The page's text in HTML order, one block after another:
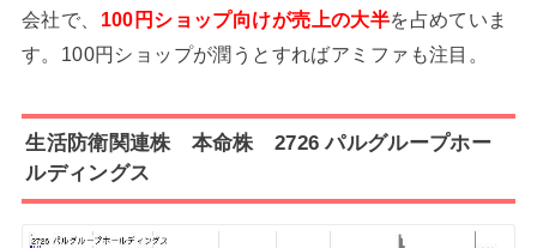
会社で、 100円ショップ向けが売上の大半を占めていま
す。100円ショップが潤うとすればアミファも注目。
生活防衛関連株 本命株 2726 パルグループホー
ルディングス